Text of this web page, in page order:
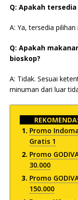
Q: Apakah
A: Ya, tersedia
Q: Apakah
bioskop?
A: Tidak. Sesuai
minuman dari luar
Promo
Gratis 1
Promo
30.000
Promo
150.000